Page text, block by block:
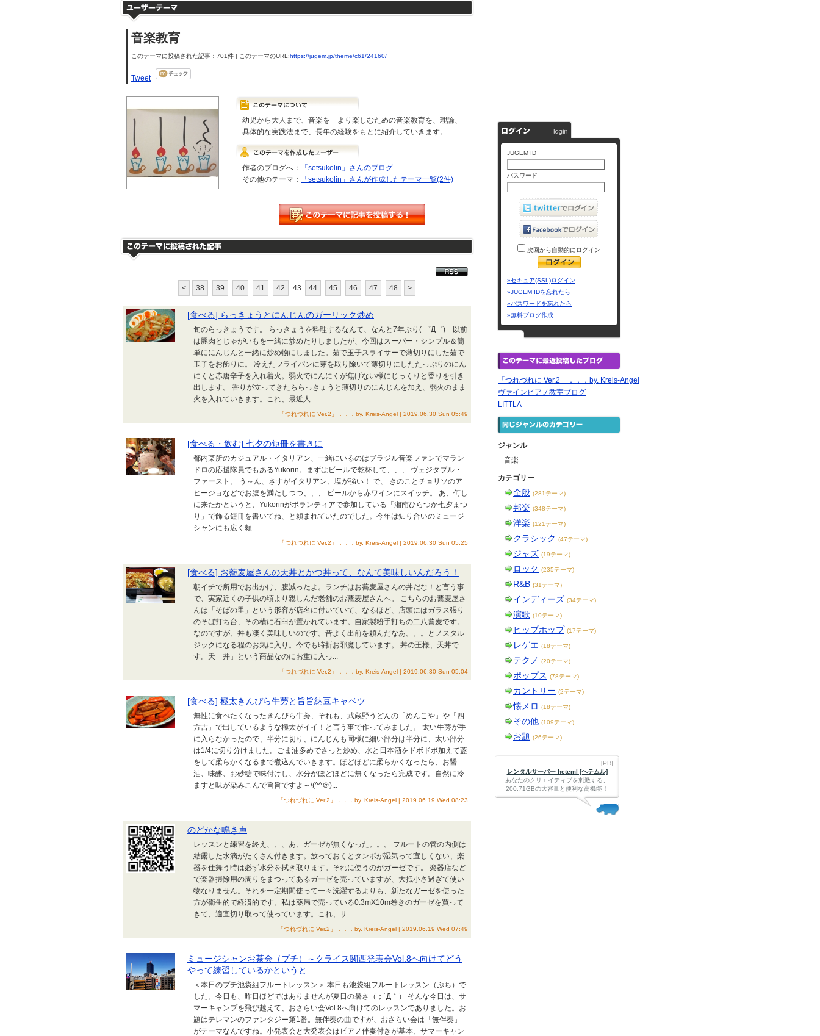
音楽教育
このテーマに投稿された記事：701件 | このテーマのURL:https://jugem.jp/theme/c61/24160/
Tweet
幼児から大人まで、音楽を より楽しむための音楽教育を、理論、
具体的な実践法まで、長年の経験をもとに紹介していきます。
作者のブログへ：
「setsukolin」さんのブログ
その他のテーマ：
「setsukolin」さんが作成したテーマ一覧(2件)
< 38 39 40 41 42 43 44 45 46 47 48 >
[食べる] らっきょうとにんじんのガーリック炒め
旬のらっきょうです。 らっきょうを料理するなんて、なんと7年ぶり( ゜Д゜) 以前
は豚肉とじゃがいもを一緒に炒めたりしましたが、今回はスーパー・シンプル＆簡
単ににんじんと一緒に炒め物にしました。茹で玉子スライサーで薄切りにした茹で
玉子をお飾りに。 冷えたフライパンに芽を取り除いて薄切りにしたたっぷりのにん
にくと赤唐辛子を入れ着火。弱火でにんにくが焦げない様にじっくりと香りを引き
出します。 香りが立ってきたららっきょうと薄切りのにんじんを加え、弱火のまま
火を入れていきます。これ、最近人...
「つれづれに Ver.2」．．．by. Kreis-Angel | 2019.06.30 Sun 05:49
[食べる・飲む] 七夕の短冊を書きに
都内某所のカジュアル・イタリアン、一緒にいるのはブラジル音楽ファンでマラン
ドロの応援隊員でもあるYukorin。まずはビールで乾杯して、、、 ヴェジタブル・
ファースト。 う～ん、さすがイタリアン、塩が強い！ で、 きのことチョリソのア
ヒージョなどでお腹を満たしつつ、、、 ビールから赤ワインにスイッチ。 あ、何し
に来たかというと、Yukorinがボランティアで参加している「湘南ひらつか七夕まつ
り」で飾る短冊を書いてね、と頼まれていたのでした。今年は知り合いのミュージ
シャンにも広く頼...
「つれづれに Ver.2」．．．by. Kreis-Angel | 2019.06.30 Sun 05:25
[食べる] お蕎麦屋さんの天丼とかつ丼って、なんて美味しいんだろう！
朝イチで所用でお出かけ、腹減ったよ。ランチはお蕎麦屋さんの丼だな！と言う事
で、実家近くの子供の頃より親しんだ老舗のお蕎麦屋さんへ。 こちらのお蕎麦屋さ
んは「そばの里」という形容が店名に付いていて、なるほど、店頭にはガラス張り
のそば打ち台、その横に石臼が置かれています。自家製粉手打ちの二八蕎麦です。
なのですが、丼も凄く美味しいのです。昔よく出前を頼んだなあ。。。とノスタル
ジックになる程のお気に入り。今でも時折お邪魔しています。 丼の王様、天丼で
す。天「丼」という商品なのにお重に入っ...
「つれづれに Ver.2」．．．by. Kreis-Angel | 2019.06.30 Sun 05:04
[食べる] 極太きんぴら牛蒡と旨旨納豆キャベツ
無性に食べたくなったきんぴら牛蒡、それも、武蔵野うどんの「めんこや」や「四
方吉」で出しているような極太がイイ！と言う事で作ってみました。 太い牛蒡が手
に入らなかったので、半分に切り、にんじんも同様に細い部分は半分に、太い部分
は1/4に切り分けました。ごま油多めでさっと炒め、水と日本酒をドボドボ加えて蓋
をして柔らかくなるまで煮込んでいきます。ほどほどに柔らかくなったら、お醤
油、味醂、お砂糖で味付けし、水分がほどほどに無くなったら完成です。自然に冷
ますと味が染みこんで旨旨ですよ～\(^^＠)...
「つれづれに Ver.2」．．．by. Kreis-Angel | 2019.06.19 Wed 08:23
のどかな鳴き声
レッスンと練習を終え、、、あ、ガーゼが無くなった。。。 フルートの管の内側は
結露した水滴がたくさん付きます。放っておくとタンポが湿気って宜しくない、楽
器を仕舞う時は必ず水分を拭き取ります。それに使うのがガーゼです。 楽器店など
で楽器掃除用の周りをまつってあるガーゼを売っていますが、大抵小さ過ぎて使い
物なりません。それを一定期間使って一々洗濯するよりも、新たなガーゼを使った
方が衛生的で経済的です。私は薬局で売っている0.3mX10m巻きのガーゼを買って
きて、適宜切り取って使っています。これ、サ...
「つれづれに Ver.2」．．．by. Kreis-Angel | 2019.06.19 Wed 07:49
ミュージシャンお茶会（プチ）～クライス関西発表会Vol.8へ向けてどう
やって練習しているかというと
＜本日のプチ池袋組フルートレッスン＞ 本日も池袋組フルートレッスン（ぷち）で
した。今日も、昨日ほどではありませんが夏日の暑さ（；´Д｀） そんな今日は、サ
マーキャンプを飛び越えて、おさらい会Vol.8へ向けてのレッスンでありました。お
題はテレマンのファンタジー第1番。無伴奏の曲ですが、おさらい会は「無伴奏」
がテーマなんですね。小発表会と大発表会はピアノ伴奏付きが基本、サマーキャン
JUGEM ID
パスワード
次回から自動的にログイン
»セキュア(SSL)ログイン
»JUGEM IDを忘れたら
»パスワードを忘れたら
»無料ブログ作成
「つれづれに Ver.2」．．．by. Kreis-Angel
ヴァインピアノ教室ブログ
LITTLA
ジャンル
音楽
カテゴリー
全般 (281テーマ)
邦楽 (348テーマ)
洋楽 (121テーマ)
クラシック (47テーマ)
ジャズ (19テーマ)
ロック (235テーマ)
R&B (31テーマ)
インディーズ (34テーマ)
演歌 (10テーマ)
ヒップホップ (17テーマ)
レゲエ (18テーマ)
テクノ (20テーマ)
ポップス (78テーマ)
カントリー (2テーマ)
懐メロ (18テーマ)
その他 (109テーマ)
お題 (26テーマ)
[PR]
レンタルサーバー heteml [ヘテムル]
あなたのクリエイティブを刺激する、
200.71GBの大容量と便利な高機能！